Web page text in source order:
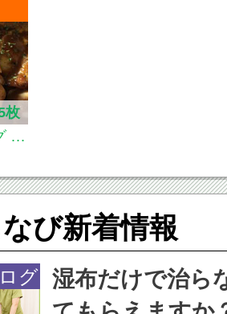
枚
T
び新着情報
グ
湿布だけで治ら